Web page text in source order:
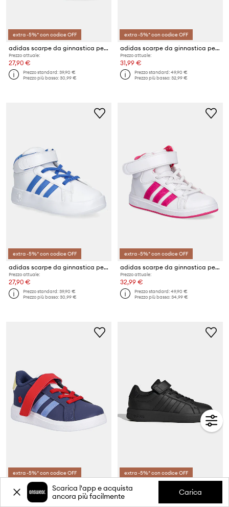
extra -5%* con codice OFF
adidas scarpe da ginnastica per bambini GRAND COURT MID
Prezzo attuale:
27,90 €
Prezzo standard:39,90 €
Prezzo più basso:30,99 €
extra -5%* con codice OFF
adidas scarpe da ginnastica per bambini GRAND COURT MICKEY
Prezzo attuale:
31,99 €
Prezzo standard:49,90 €
Prezzo più basso:32,99 €
extra -5%* con codice OFF
adidas scarpe da ginnastica per bambini GRAND COURT MID
Prezzo attuale:
27,90 €
Prezzo standard:39,90 €
Prezzo più basso:30,99 €
extra -5%* con codice OFF
adidas scarpe da ginnastica per bambini GRAND COURT MID
Prezzo attuale:
32,99 €
Prezzo standard:49,90 €
Prezzo più basso:34,99 €
extra -5%* con codice OFF
adidas scarpe da ginnastica per bambini GRAND COURT 00s SNOW WHIT
Prezzo attuale:
30,99 €
extra -5%* con codice OFF
28,99 €
Scarica l'app e acquista
ancora più facilmente
Carica